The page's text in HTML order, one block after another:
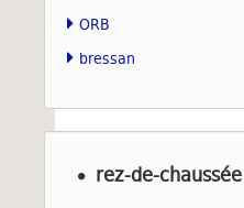
ORB
bressan
rez-de-chaussée